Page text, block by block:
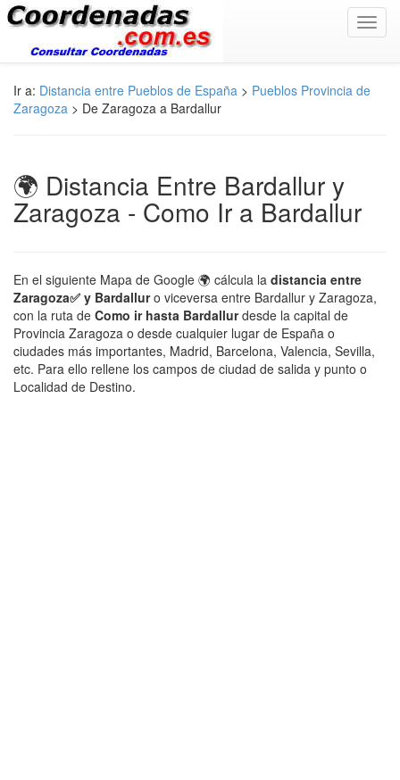
Ir a: Distancia entre Pueblos de España > Pueblos Provincia de
Zaragoza > De Zaragoza a Bardallur
🌍 Distancia Entre Bardallur y
Zaragoza - Como Ir a Bardallur
En el siguiente Mapa de Google 🌍 cálcula la distancia entre
Zaragoza✅ y Bardalluro viceversa entre Bardallur y Zaragoza,
con la ruta de Como ir hasta Bardallurdesde la capital de
Provincia Zaragoza o desde cualquier lugar de España o
ciudades más importantes, Madrid, Barcelona, Valencia, Sevilla,
etc. Para ello rellene los campos de ciudad de salida y punto o
Localidad de Destino.